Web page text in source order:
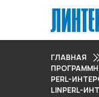
ГЛАВНАЯ
PERL-
LINPERL-